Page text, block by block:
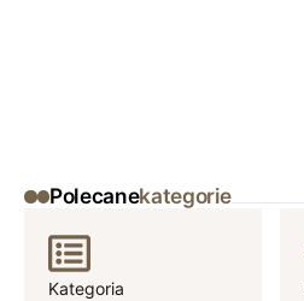
Polecanekategorie
Kategoria